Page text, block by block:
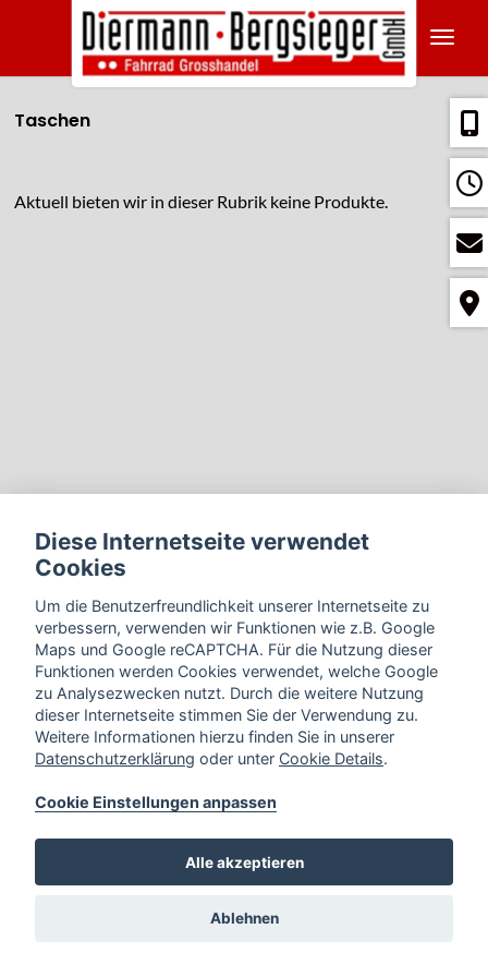
Taschen
Aktuell bieten wir in dieser Rubrik keine Produkte.
Diese Internetseite verwendet
Cookies
Um die Benutzerfreundlichkeit unserer Internetseite zu
verbessern, verwenden wir Funktionen wie z.B. Google
Maps und Google reCAPTCHA. Für die Nutzung dieser
Funktionen werden Cookies verwendet, welche Google
zu Analysezwecken nutzt. Durch die weitere Nutzung
dieser Internetseite stimmen Sie der Verwendung zu.
Weitere Informationen hierzu finden Sie in unserer
Datenschutzerklärung oder unter Cookie Details.
Cookie Einstellungen anpassen
Alle akzeptieren
Ablehnen